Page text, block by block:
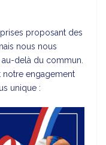
proposant des
nous nous
delà du commun.
engagement
unique :